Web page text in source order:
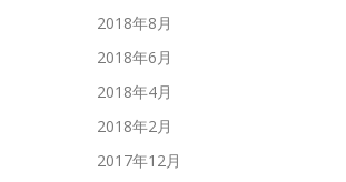
2018年8月
2018年6月
2018年4月
2018年2月
2017年12月